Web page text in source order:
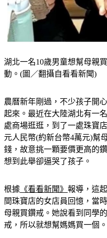
湖北一名10歲男童想幫母親
農曆新年剛過，不少孩子開
起來。最近在大陸湖北有一
處商場逛逛，到了一處珠寶
元人民幣(約新台幣4萬元)幫
錢，故意挑一顆要價更高的
根據《看看新聞》 報導，這
間珠寶店的女店員回憶，當
母親買鑽戒。她說看到同學